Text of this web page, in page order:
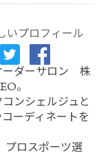
いプロフィール
ーダーサロン 株
。
ンシェルジュと
ーディネートを
プロスポーツ選